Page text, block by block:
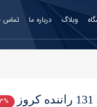
وبلاگ درباره ما تماس
3% تخفیف